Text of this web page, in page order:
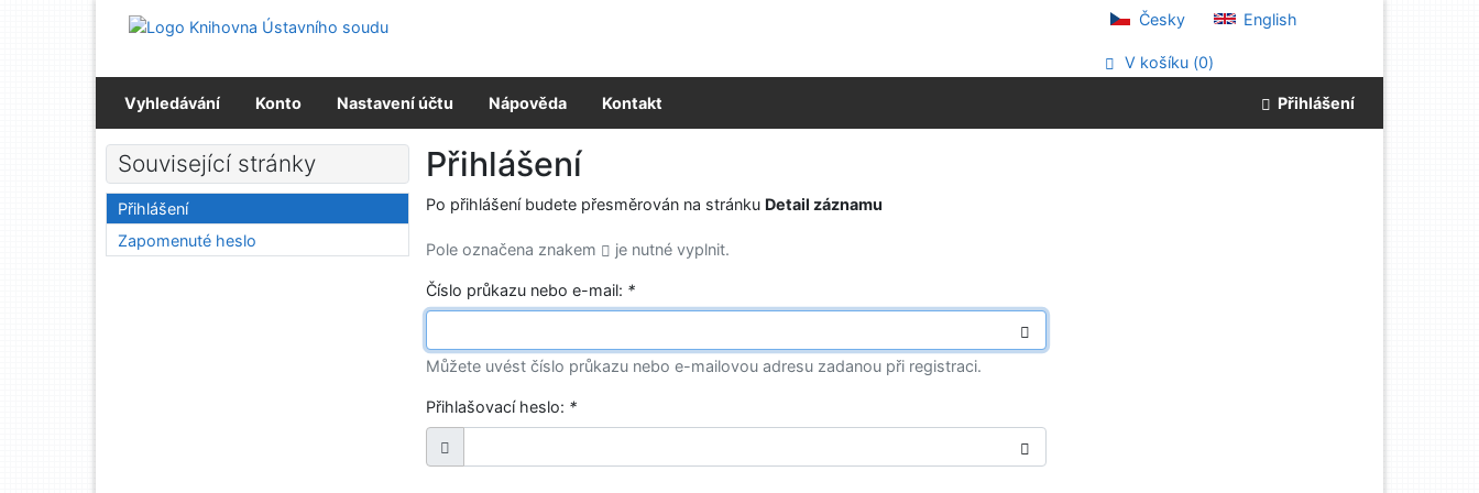
Přejít na menu
Česky English
V košíku (0)
Vyhledávání Konto Nastavení účtu Nápověda Kontakt Přihlášení
Přihlášení
Po přihlášení budete přesměrován na stránku Detail záznamu
Pole označena znakem je nutné vyplnit.
Číslo průkazu nebo e-mail: *
Můžete uvést číslo průkazu nebo e-mailovou adresu zadanou při registraci.
Přihlašovací heslo: *
Související stránky
Přihlášení
Zapomenuté heslo